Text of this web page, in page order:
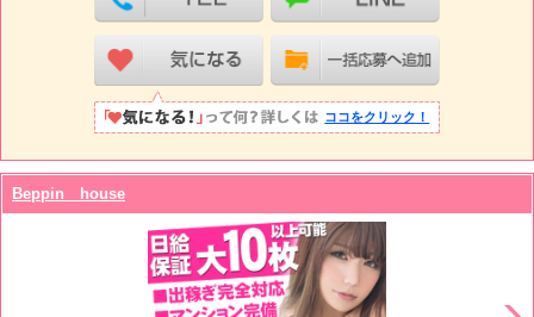
ココをクリック！
Beppin house